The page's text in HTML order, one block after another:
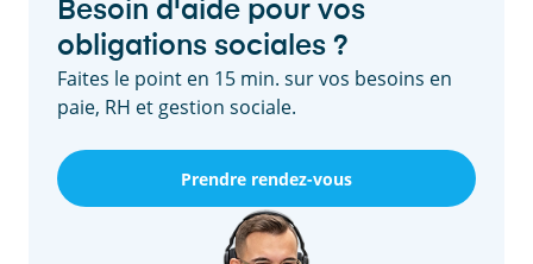
Besoin d'aide pour vos
obligations sociales ?
Faites le point en 15 min. sur vos besoins en
paie, RH et gestion sociale.
Prendre rendez-vous